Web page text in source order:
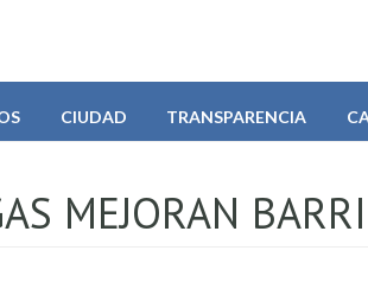
CIUDAD TRANSPARENCIA
MEJORAN